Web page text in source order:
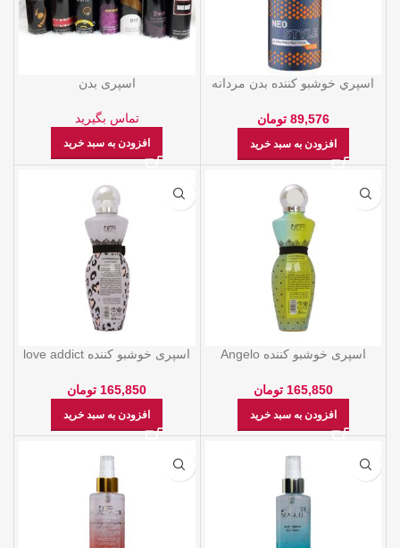
اسپري خوشبو کننده بدن مردانه
89,576 تومان
افزودن به سبد خرید
اسپری بدن
تماس بگیرید
افزودن به سبد خرید
اسپری خوشبو کننده Angelo
سی گل
165,850 تومان
افزودن به سبد خرید
اسپری خوشبو کننده love addict
165,850 تومان
افزودن به سبد خرید